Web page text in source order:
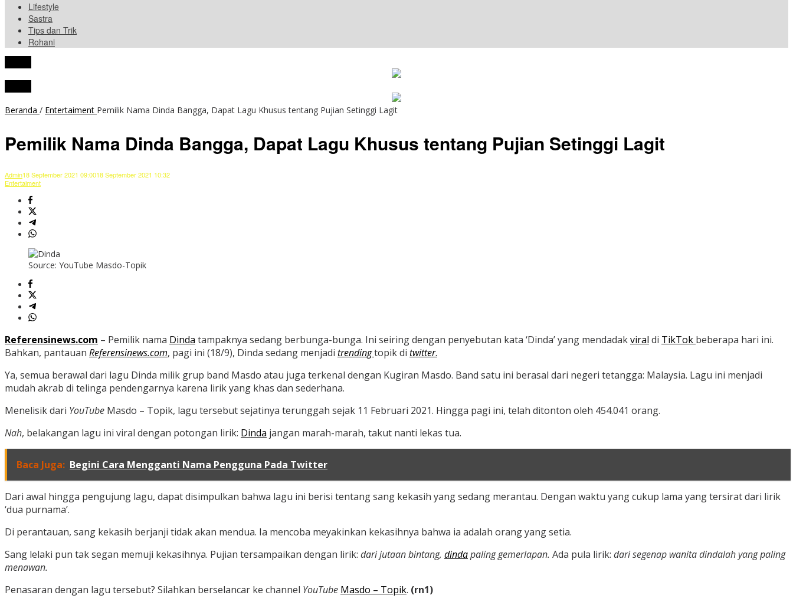
Lifestyle
Sastra
Tips dan Trik
Rohani
Beranda / Entertaiment Pemilik Nama Dinda Bangga, Dapat Lagu Khusus tentang Pujian Setinggi Lagit
Pemilik Nama Dinda Bangga, Dapat Lagu Khusus tentang Pujian Setinggi Lagit
Admin18 September 2021 09:0018 September 2021 10:32
Entertaiment
Source: YouTube Masdo-Topik
Referensinews.com – Pemilik nama Dinda tampaknya sedang berbunga-bunga. Ini seiring dengan penyebutan kata ‘Dinda’ yang mendadakviral di TikTok beberapa hari ini.
Bahkan, pantauan Referensinews.com, pagi ini (18/9), Dinda sedang menjadi trendingtopik di twitter.
Ya, semua berawal dari lagu Dinda milik grup band Masdo atau juga terkenal dengan Kugiran Masdo. Band satu ini berasal dari negeri tetangga: Malaysia. Lagu ini menjadi
mudah akrab di telinga pendengarnya karena lirik yang khas dan sederhana.
Menelisik dari YouTube Masdo – Topik, lagu tersebut sejatinya terunggah sejak 11 Februari 2021. Hingga pagi ini, telah ditonton oleh 454.041 orang.
Nah, belakangan lagu ini viral dengan potongan lirik: Dinda jangan marah-marah, takut nanti lekas tua.
Baca Juga: Begini Cara Mengganti Nama Pengguna Pada Twitter
Dari awal hingga pengujung lagu, dapat disimpulkan bahwa lagu ini berisi tentang sang kekasih yang sedang merantau. Dengan waktu yang cukup lama yang tersirat dari lirik
‘dua purnama’.
Di perantauan, sang kekasih berjanji tidak akan mendua. Ia mencoba meyakinkan kekasihnya bahwa ia adalah orang yang setia.
Sang lelaki pun tak segan memuji kekasihnya. Pujian tersampaikan dengan lirik: dari jutaan bintang, dindapaling gemerlapan. Ada pula lirik: dari segenap wanitadindalah yang paling
menawan.
Penasaran dengan lagu tersebut? Silahkan berselancar ke channel YouTube Masdo – Topik. (rn1)